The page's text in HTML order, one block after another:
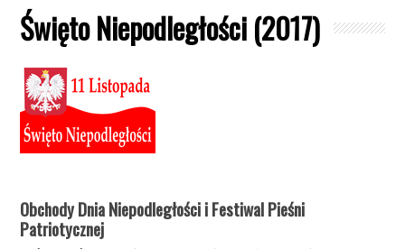
Święto Niepodległości (2017)
Obchody Dnia Niepodległości i Festiwal Pieśni
Patriotycznej